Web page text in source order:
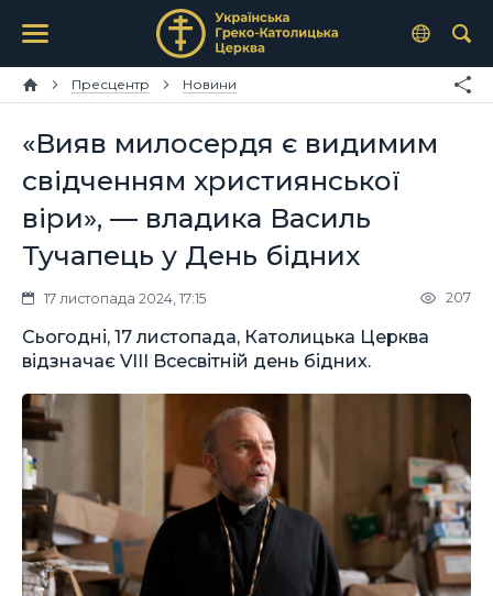
Пресцентр Новини
«Вияв милосердя є видимим
свідченням християнської
віри», — владика Василь
Тучапець у День бідних
17 листопада 2024, 17:15 207
Сьогодні, 17 листопада, Католицька Церква
відзначає VІІІ Всесвітній день бідних.